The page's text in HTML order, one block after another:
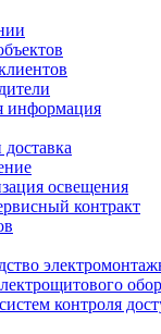
информация
освещения
контракт
контроля